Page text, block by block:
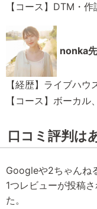
【コース】DTM・
nonka
【経歴】ライブハ
【コース】ボーカ
口コミ評判は
Googleや2ちゃんね
1つレビューが投稿
た。